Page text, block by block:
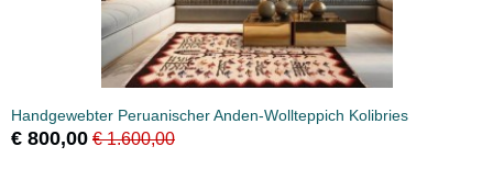
Handgewebter Peruanischer Anden-Wollteppich Kolibries
€ 800,00 € 1.600,00